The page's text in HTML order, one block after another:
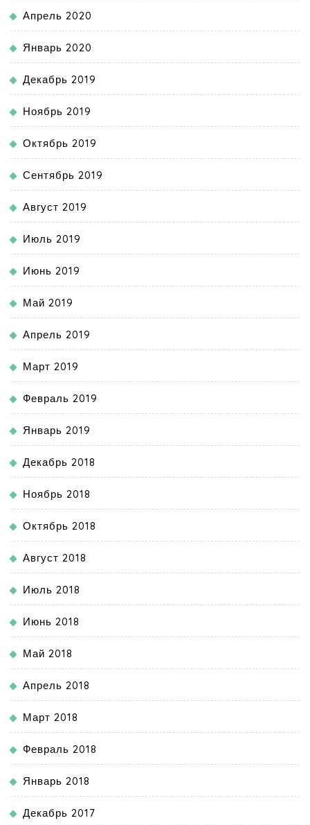
Апрель 2020
Январь 2020
Декабрь 2019
Ноябрь 2019
Октябрь 2019
Сентябрь 2019
Август 2019
Июль 2019
Июнь 2019
Май 2019
Апрель 2019
Март 2019
Февраль 2019
Январь 2019
Декабрь 2018
Ноябрь 2018
Октябрь 2018
Август 2018
Июль 2018
Июнь 2018
Май 2018
Апрель 2018
Март 2018
Февраль 2018
Январь 2018
Декабрь 2017